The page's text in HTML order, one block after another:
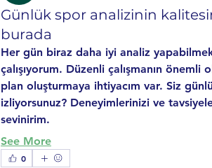
Günlük spor analizinin
burada
Her gün biraz daha iyi analiz
çalışıyorum. Düzenli çalışmanın
plan oluşturmaya ihtiyacım var. Siz
izliyorsunuz? Deneyimlerinizi ve
sevinirim.
See More
0